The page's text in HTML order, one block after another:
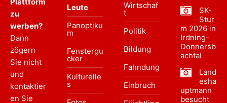
zu
werben?
Dann
zögern
Sie nicht
und
kontaktier
en Sie
Leute
Panoptiku
m
Fenstergu
cker
Kulturelle
s
Wirtschaf
t
Politik
Bildung
Fahndung
Einbruch
SK-
Stur
m 2026 in
Irdning-
Donnersb
achtal
Land
esha
uptmann
besucht